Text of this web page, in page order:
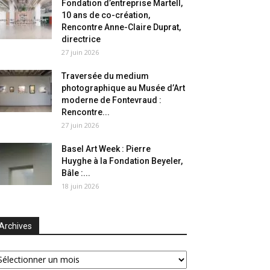
Fondation d’entreprise Martell,
10 ans de co-création,
Rencontre Anne-Claire Duprat,
directrice
27 juin 2026
Traversée du medium
photographique au Musée d’Art
moderne de Fontevraud :
Rencontre...
27 juin 2026
Basel Art Week : Pierre
Huyghe à la Fondation Beyeler,
Bâle :...
18 juin 2026